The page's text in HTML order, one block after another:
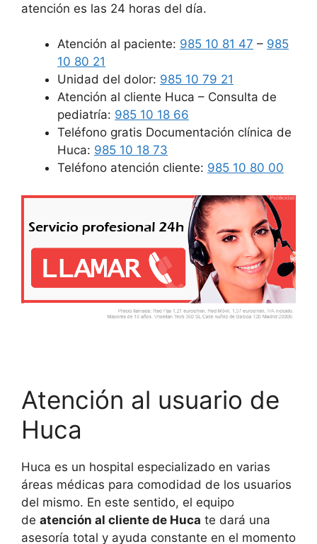
atención es las 24 horas del día.
Atención al paciente: 985 10 81 47 – 985
10 80 21
Unidad del dolor: 985 10 79 21
Atención al cliente Huca – Consulta de
pediatría: 985 10 18 66
Teléfono gratis Documentación clínica de
Huca: 985 10 18 73
Teléfono atención cliente: 985 10 80 00
Atención al usuario de
Huca
Huca es un hospital especializado en varias
áreas médicas para comodidad de los usuarios
del mismo. En este sentido, el equipo
de atención al cliente de Huca te dará una
asesoría total y ayuda constante en el momento